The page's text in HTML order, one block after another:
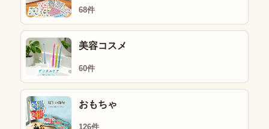
68件
美容コスメ
60件
おもちゃ
126件